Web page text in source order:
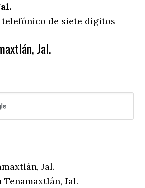
telefónico de siete dígitos
Jal.
Jal.
Jal.